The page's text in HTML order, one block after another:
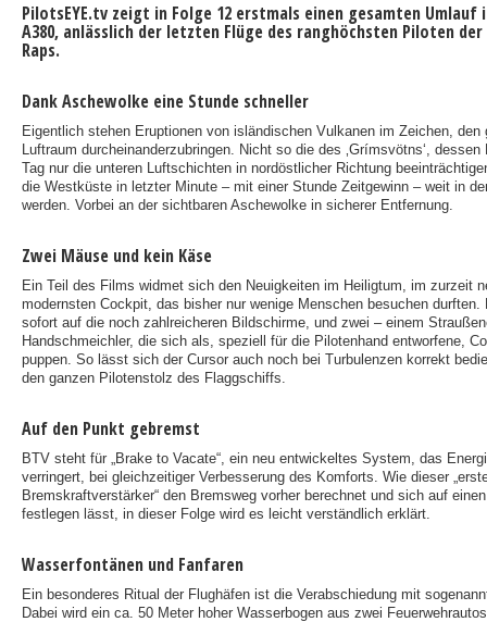
PilotsEYE.tv zeigt in Folge 12 erstmals einen gesamten Umlauf
A380, anlässlich der letzten Flüge des ranghöchsten Piloten
Raps.
Dank Aschewolke eine Stunde schneller
Eigentlich stehen Eruptionen von isländischen Vulkanen im Zeichen, den
Luftraum durcheinanderzubringen. Nicht so die des ‚Grímsvötns‘,
Tag nur die unteren Luftschichten in nordöstlicher Richtung
die Westküste in letzter Minute – mit einer Stunde Zeitgewinn – weit in
werden. Vorbei an der sichtbaren Aschewolke in sicherer Entfernung.
Zwei Mäuse und kein Käse
Ein Teil des Films widmet sich den Neuigkeiten im Heiligtum, im zurzeit
modernsten Cockpit, das bisher nur wenige Menschen besuchen
sofort auf die noch zahlreicheren Bildschirme, und zwei – einem
Handschmeichler, die sich als, speziell für die Pilotenhand entworfene,
puppen. So lässt sich der Cursor auch noch bei Turbulenzen korrekt
den ganzen Pilotenstolz des Flaggschiffs.
Auf den Punkt gebremst
BTV steht für „Brake to Vacate“, ein neu entwickeltes System, das
verringert, bei gleichzeitiger Verbesserung des Komforts. Wie dieser
Bremskraftverstärker“ den Bremsweg vorher berechnet und sich auf
festlegen lässt, in dieser Folge wird es leicht verständlich erklärt.
Wasserfontänen und Fanfaren
Ein besonderes Ritual der Flughäfen ist die Verabschiedung mit
Dabei wird ein ca. 50 Meter hoher Wasserbogen aus zwei